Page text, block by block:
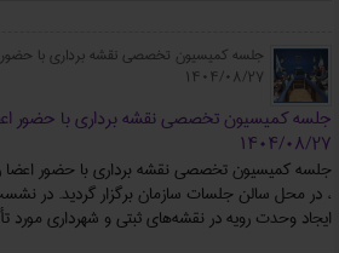
۱۴۰۴/۰۸/۲۷
۱۴۰۴/۰۸/۲۷
، در محل سالن جلسات سازمان برگزار گردید. در
ایجاد وحدت رویه در نقشه‌های ثبتی و شهرداری مورد